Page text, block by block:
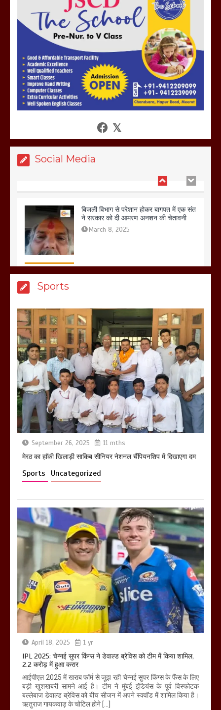
Social Media
होलिका रखने पर लात मार कर होलिका को किया
तहस नहस,मोहल्ले वालों के साथ की गई गाली
गलोच ,कहा अगर रखी गई होली तो होगा खून
March 11, 2025
आखिर क्यों जैनुल सालीकिन को शहर काजी नहीं
शफीकुर्रहमान रहमान ने
March 8, 2025
होलिका रखने पर लात मार कर होलिका को किया
तहस नहस,मोहल्ले वालों के साथ की गई गाली
गलोच ,कहा अगर रखी गई होली तो होगा खून
खराबा,
March 11, 2025
Sports
September 26, 2025 11 mths
मेरठ का हाॅकी खिलाड़ी साकिब सीनियर नेशनल चैंपियनशिप में दिखाएगा दम
Sports Uncategorized
April 18, 2025 1 yr
IPL 2025: चेन्नई सुपर किंग्स ने डेवाल्ड ब्रेविस को टीम में किया शामिल,
2.2 करोड़ में हुआ करार
आईपीएल 2025 में खराब फॉर्म से जूझ रही चेन्नई सुपर किंग्स के फैंस के लिए
बड़ी खुशखबरी सामने आई है। टीम ने मुंबई इंडियंस के पूर्व विस्फोटक
बल्लेबाज डेवाल्ड ब्रेविस को बीच सीजन में अपने स्क्वॉड में शामिल किया है।
ऋतुराज गायकवाड़ के चोटिल होने […]